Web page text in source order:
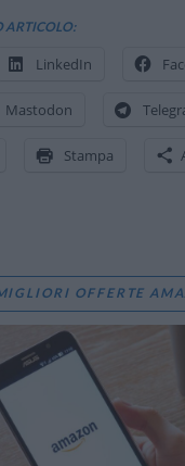
ARTICOLO:
LinkedIn
Mastodon
Stampa
OFFERTE